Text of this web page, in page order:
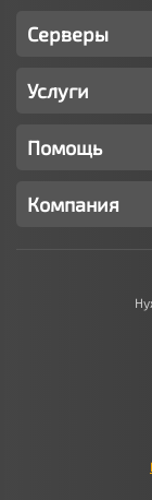
Серверы
Услуги
Помощь
Компания